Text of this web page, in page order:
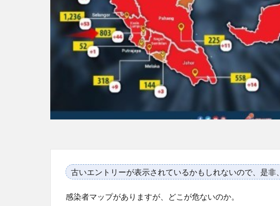
古いエントリーが表示されているかもしれないので、是非、
感染者マップがありますが、どこが危ないのか。